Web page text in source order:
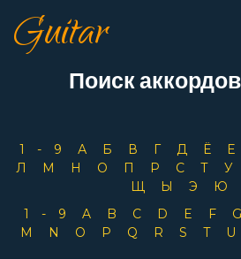
Guitar
Поиск
1-9 А Б В Г Д Ё Е
Л
М Н О П Р С Т У
Щ
Ы Э Ю
1-9
A B C D E F
M
N O P Q R S T U